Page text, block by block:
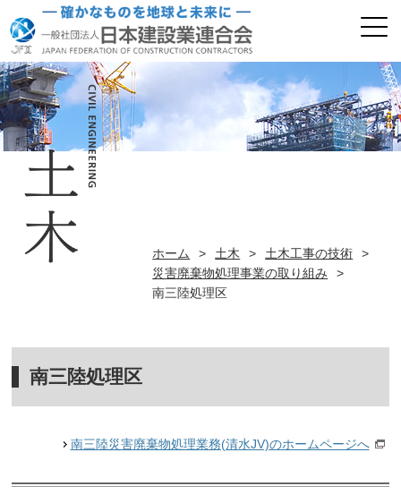
ホーム > 土木 > 土木工事の技術
>
災害廃棄物処理事業の取り組み
>
南三陸処理区
南三陸処理区
南三陸災害廃棄物処理業務(清水JV)のホームページへ